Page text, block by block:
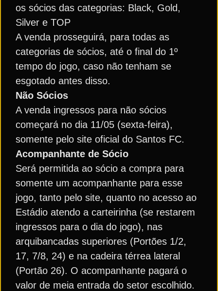
os sócios das categorias: Black, Gold,
Silver e TOP
A venda prosseguirá, para todas as
categorias de sócios, até o final do 1º
tempo do jogo, caso não tenham se
esgotado antes disso.
Não Sócios
A venda ingressos para não sócios
começará no dia 11/05 (sexta-feira),
somente pelo site oficial do Santos FC.
Acompanhante de Sócio
Será permitida ao sócio a compra para
somente um acompanhante para esse
jogo, tanto pelo site, quanto no acesso ao
Estádio atendo a carteirinha (se restarem
ingressos para o dia do jogo), nas
arquibancadas superiores (Portões 1/2,
17, 7/8, 24) e na cadeira térrea lateral
(Portão 26). O acompanhante pagará o
valor de meia entrada do setor escolhido.